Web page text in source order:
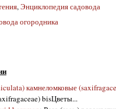
,Энциклопедия садовода
огородника
камнеломковые
bisЦветы...